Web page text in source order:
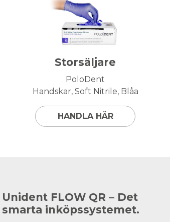
Storsäljare
PoloDent
Handskar, Soft Nitrile, Blåa
HANDLA HÄR
Unident FLOW QR – Det
smarta inköpssystemet.